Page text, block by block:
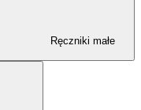
Ręczniki małe